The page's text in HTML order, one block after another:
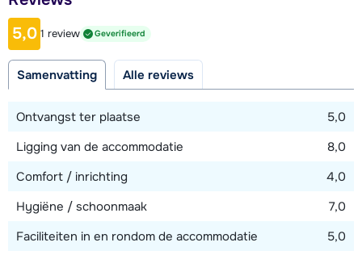
3 kilometer
Afstand tot piste
150 meter (dalafdaling)
Afstand tot skilift
5,0 1 review Geverifieerd
Samenvatting Alle reviews
Ontvangst ter plaatse
5,0
Ligging van de accommodatie
8,0
Comfort / inrichting
4,0
Hygiëne / schoonmaak
7,0
Faciliteiten in en rondom de accommodatie
5,0